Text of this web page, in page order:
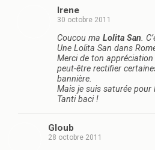
Irene
30 octobre 2011
Coucou ma Lolita San.
Une Lolita San dans
Merci de ton
peut-être rectifier
bannière.
Mais je suis saturée pour
Tanti baci !
Gloub
28 octobre 2011